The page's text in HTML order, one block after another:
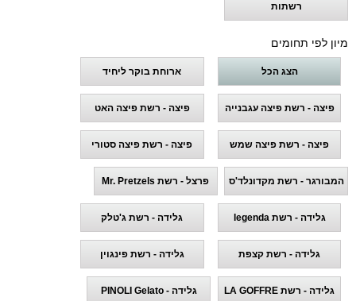
רשתות
מיון לפי תחומים
הצג הכל ארוחת בוקר ליחיד
פיצה - רשת פיצה עגבנייה פיצה - רשת פיצה האט
פיצה - רשת פיצה שמש פיצה - רשת פיצה סטורי
המבורגר - רשת מקדונלד'ס פרצל - רשת Mr. Pretzels
גלידה - רשת legenda גלידה - רשת ג'טלק
גלידה - רשת קצפת גלידה - רשת פינגוין
גלידה - רשת LA GOFFRE גלידה - PINOLI Gelato